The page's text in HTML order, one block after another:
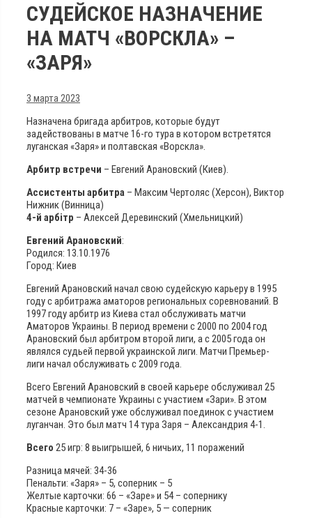
СУДЕЙСКОЕ НАЗНАЧЕНИЕ
НА МАТЧ «ВОРСКЛА» –
«ЗАРЯ»
3 марта 2023
Назначена бригада арбитров, которые будут
задействованы в матче 16-го тура в котором встретятся
луганская «Заря» и полтавская «Ворскла».
Арбитр встречи – Евгений Арановский (Киев).
Ассистенты арбитра – Максим Чертоляс (Херсон), Виктор
Нижник (Винница)
4-й арбітр – Алексей Деревинский (Хмельницкий)
Евгений Арановский:
Родился: 13.10.1976
Город: Киев
Евгений Арановский начал свою судейскую карьеру в 1995
году с арбитража аматоров региональных соревнований. В
1997 году арбитр из Киева стал обслуживать матчи
Аматоров Украины. В период времени с 2000 по 2004 год
Арановский был арбитром второй лиги, а с 2005 года он
являлся судьей первой украинской лиги. Матчи Премьер-
лиги начал обслуживать с 2009 года.
Всего Евгений Арановский в своей карьере обслуживал 25
матчей в чемпионате Украины с участием «Зари». В этом
сезоне Арановский уже обслуживал поединок с участием
луганчан. Это был матч 14 тура Заря – Александрия 4-1.
Всего 25 игр: 8 выигрышей, 6 ничьих, 11 поражений
Разница мячей: 34-36
Пенальти: «Заря» – 5, соперник – 5
Желтые карточки: 66 – «Заре» и 54 – сопернику
Красные карточки: 7 – «Заре», 5 — соперник